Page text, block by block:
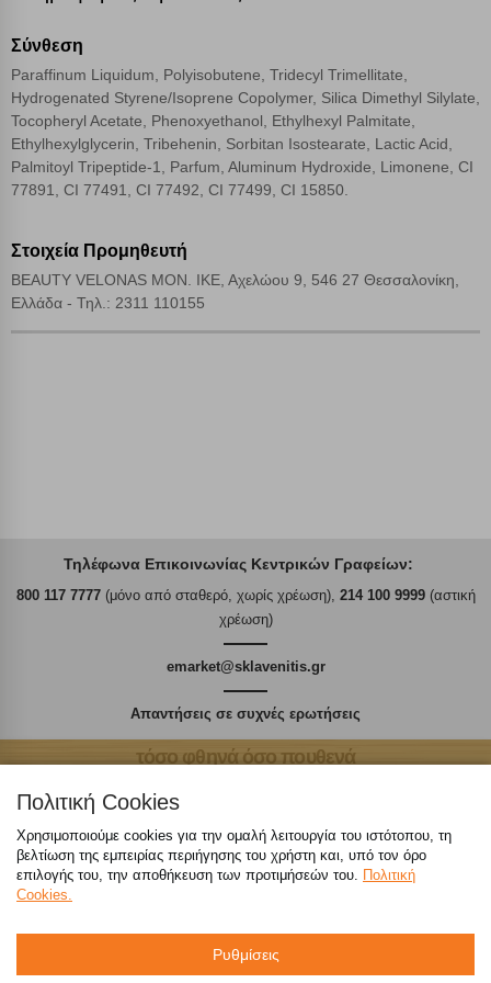
Σύνθεση
Paraffinum Liquidum, Polyisobutene, Tridecyl Trimellitate,
Hydrogenated Styrene/Isoprene Copolymer, Silica Dimethyl Silylate,
Tocopheryl Acetate, Phenoxyethanol, Ethylhexyl Palmitate,
Ethylhexylglycerin, Tribehenin, Sorbitan Isostearate, Lactic Acid,
Palmitoyl Tripeptide-1, Parfum, Aluminum Hydroxide, Limonene, CI
77891, CI 77491, CI 77492, CI 77499, CI 15850.
Στοιχεία Προμηθευτή
BEAUTY VELONAS ΜΟΝ. ΙΚΕ, Αχελώου 9, 546 27 Θεσσαλονίκη,
Ελλάδα - Τηλ.: 2311 110155
Τηλέφωνα Επικοινωνίας Κεντρικών Γραφείων:
800 117 7777(μόνο από σταθερό, χωρίς χρέωση), 214 100 9999(αστική
χρέωση)
emarket@sklavenitis.gr
Απαντήσεις σε συχνές ερωτήσεις
τόσο φθηνά όσο πουθενά
Καταστήματα
eMarket
Πολιτική Cookies
Χρησιμοποιούμε cookies για την ομαλή λειτουργία του ιστότοπου, τη
βελτίωση της εμπειρίας περιήγησης του χρήστη και, υπό τον όρο
επιλογής του, την αποθήκευση των προτιμήσεών του. Πολιτική
Cookies.
Ρυθμίσεις
Απολύτως απαραίτητα cookies Πάντα Ενεργό
Αποθήκευση ρυθμίσεων
Απόρριψη όλων